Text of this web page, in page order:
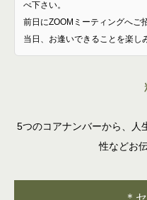
べ下さい。
前日にZOOMミーティングへご
当日、お逢いできることを楽し
5つのコアナンバーから、人
性などお
＊